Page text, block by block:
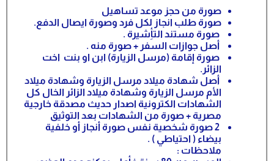
صورة من حجز موعد تساهيل
صورة طلب انجاز لكل فرد وصورة ايصال الدفع.
صورة مستند التأِشيرة .
أصل جوازات السفر + صورة منه .
صورة إقامة (مرسل الزيارة) ابن او بنت اخت
الزائر.
أصل شهادة ميلاد مرسل الزيارة وشهادة ميلاد
الأم مرسل الزيارة وشهادة ميلاد الزائر الخال كل
الشهادات الكترونية اصدار حديث مصدقة خارجية
مصرية + صورة من الشهادات بعد التوثيق
2 صورة شخصية نفس صورة أنجاز أو خلفية
بيضاء ( احتياطي ) .
ملاحظات :